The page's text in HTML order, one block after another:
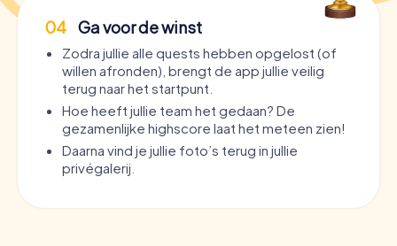
04 Ga voor de winst
Zodra jullie alle quests hebben opgelost (of
willen afronden), brengt de app jullie veilig
terug naar het startpunt.
Hoe heeft jullie team het gedaan? De
gezamenlijke highscore laat het meteen zien!
Daarna vind je jullie foto’s terug in jullie
privégalerij.